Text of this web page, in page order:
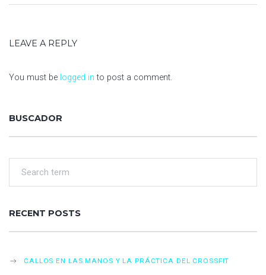
A
I
G
A
I
O
N
LEAVE A REPLY
You must be logged in to post a comment.
BUSCADOR
RECENT POSTS
CALLOS EN LAS MANOS Y LA PRÁCTICA DEL CROSSFIT